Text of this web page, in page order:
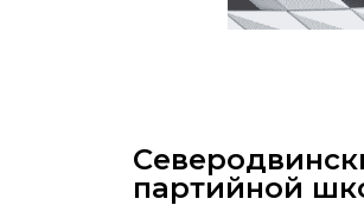
партийной